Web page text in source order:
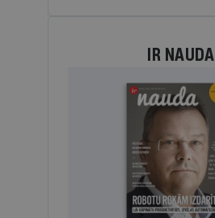
IR NAUDA